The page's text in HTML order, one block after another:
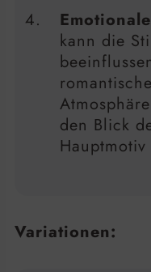
kann die
den Blick
Variationen: